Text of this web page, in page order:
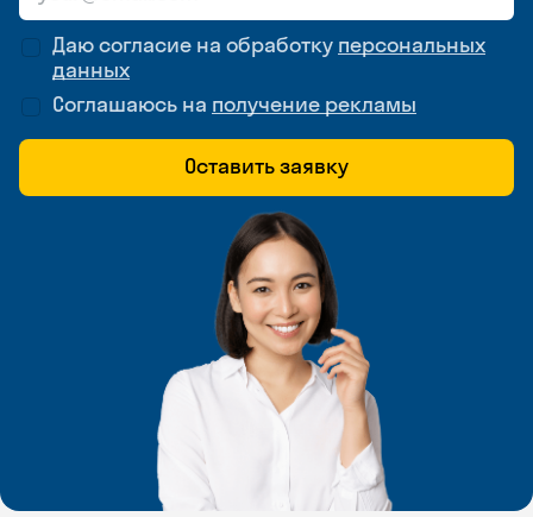
Даю согласие на обработку персональных
данных
Соглашаюсь на получение рекламы
Оставить заявку